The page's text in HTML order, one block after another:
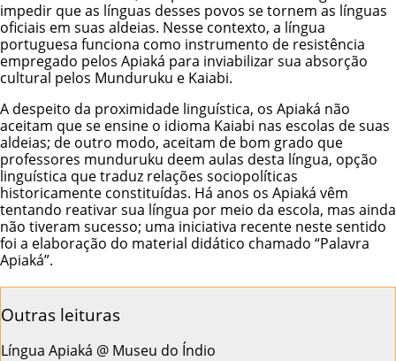
impedir que as línguas desses povos se tornem as línguas
oficiais em suas aldeias. Nesse contexto, a língua
portuguesa funciona como instrumento de resistência
empregado pelos Apiaká para inviabilizar sua absorção
cultural pelos Munduruku e Kaiabi.
A despeito da proximidade linguística, os Apiaká não
aceitam que se ensine o idioma Kaiabi nas escolas de suas
aldeias; de outro modo, aceitam de bom grado que
professores munduruku deem aulas desta língua, opção
linguística que traduz relações sociopolíticas
historicamente constituídas. Há anos os Apiaká vêm
tentando reativar sua língua por meio da escola, mas ainda
não tiveram sucesso; uma iniciativa recente neste sentido
foi a elaboração do material didático chamado “Palavra
Apiaká”.
Outras leituras
Língua Apiaká @ Museu do Índio